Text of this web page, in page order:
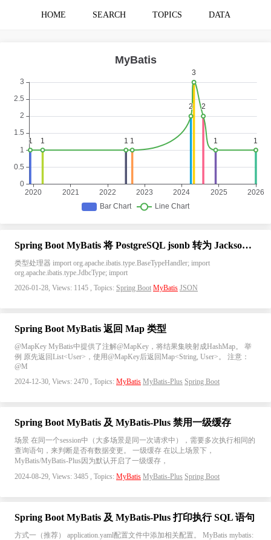
HOME SEARCH TOPICS DATA
Spring Boot MyBatis 将 PostgreSQL jsonb 转为 Jackson 3 JsonNode
类型处理器 import org.apache.ibatis.type.BaseTypeHandler; import
org.apache.ibatis.type.JdbcType; import
2026-01-28, Views: 1145 , Topics: Spring Boot MyBatis JSON
Spring Boot MyBatis 返回 Map 类型
@MapKey MyBatis中提供了注解@MapKey，将结果集映射成HashMap。 举
例 原先返回List<User>，使用@MapKey后返回Map<String, User>。 注意：
@M
2024-12-30, Views: 2470 , Topics: MyBatis MyBatis-Plus Spring Boot
Spring Boot MyBatis 及 MyBatis-Plus 禁用一级缓存
场景 在同一个session中（大多场景是同一次请求中），需要多次执行相同的
查询语句，来判断是否有数据变更。 一级缓存 在以上场景下，
MyBatis/MyBatis-Plus因为默认开启了一级缓存，
2024-08-29, Views: 3485 , Topics: MyBatis MyBatis-Plus Spring Boot
Spring Boot MyBatis 及 MyBatis-Plus 打印执行 SQL 语句
方式一（推荐） application.yaml配置文件中添加相关配置。 MyBatis mybatis: